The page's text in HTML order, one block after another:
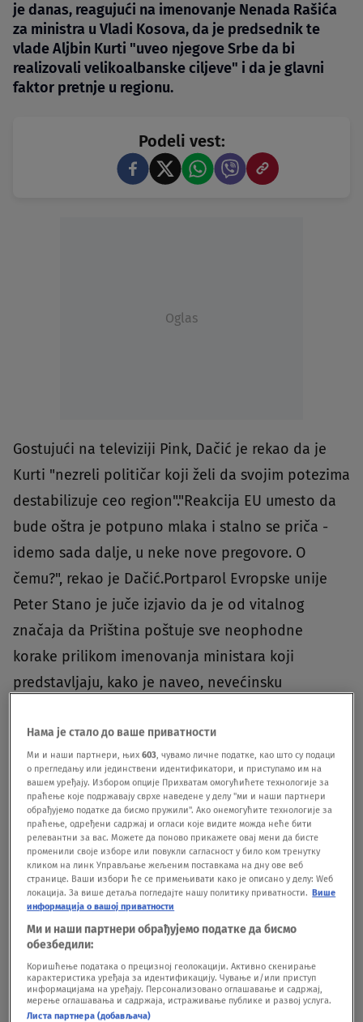
je danas, reagujući na imenovanje Nenada Rašića
za ministra u Vladi Kosova, da je predsednik te
vlade Aljbin Kurti "uveo njegove Srbe da bi
realizovali velikoalbanske ciljeve" i da je glavni
faktor pretnje u regionu.
Podeli vest:
Oglas
Gostujući na televiziji Pink, Dačić je rekao da je
Kurti "nezreli političar koji želi da svojim potezima
destabilizuje ceo region"."Reakcija EU umesto da
bude oštra je potpuno mlaka i stalno se priča -
idemo sada dalje, u neke nove pregovore. O
čemu?", rekao je Dačić.Portparol Evropske unije
Peter Stano je juče izjavio da je od vitalnog
značaja da Priština poštuje sve neophodne
korake prilikom imenovanja ministara koji
predstavljaju, kako je naveo, nevećinsku
na povratku kosovskih Srba u sve kosovske
institucije, u skladu sa obavezujućim sporazumima
o dijalogu, a sve zainteresovane strane da se
uzdrže od bilo kakve akcije koja bi dovela do
povećanja tenzija u "ionako krhkoj bezbednosnoj
situaciji".BONUS VIDEO O motivima i planovima na
mestu ministra za zajednice i povratak u Vladi
Kosova za Dnevnik Nenad Rašić
video-cdn src="https://best-
vod.umn.cdn.united.cloud/stream?
asset=omotivimaiplanovimanamestuministrazazaj
Нама је стало до ваше приватности
Ми и наши партнери, њих603, чувамо личне податке, као што су подаци
о прегледању или јединствени идентификатори, и приступамо им на
вашем уређају. Избором опције Прихватам омогућићете технологије за
праћење које подржавају сврхе наведене у делу "ми и наши партнери
обрађујемо податке да бисмо пружили". Ако онемогућите технологије за
праћење, одређени садржај и огласи које видите можда неће бити
релевантни за вас. Можете да поново прикажете овај мени да бисте
променили своје изборе или повукли сагласност у било ком тренутку
кликом на линк Управљање жељеним поставкама на дну ове веб
странице. Ваши избори ће се примењивати како је описано у делу: Wеб
локација. За више детаља погледајте нашу политику приватности. Више
информација о вашој приватности
Ми и наши партнери обрађујемо податке да бисмо
обезбедили:
Коришћење података о прецизној геолокацији. Активно скенирање
карактеристика уређаја за идентификацију. Чување и/или приступ
информацијама на уређају. Персонализовано оглашавање и садржај,
мерење оглашавања и садржаја, истраживање публике и развој услуга.
Листа партнера (добављача)